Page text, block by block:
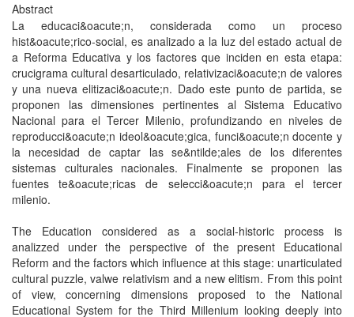
Abstract
La educaci&oacute;n, considerada como un proceso
hist&oacute;rico-social, es analizado a la luz del estado actual de
a Reforma Educativa y los factores que inciden en esta etapa:
crucigrama cultural desarticulado, relativizaci&oacute;n de valores
y una nueva elitizaci&oacute;n. Dado este punto de partida, se
proponen las dimensiones pertinentes al Sistema Educativo
Nacional para el Tercer Milenio, profundizando en niveles de
reproducci&oacute;n ideol&oacute;gica, funci&oacute;n docente y
la necesidad de captar las se&ntilde;ales de los diferentes
sistemas culturales nacionales. Finalmente se proponen las
fuentes te&oacute;ricas de selecci&oacute;n para el tercer
milenio.
The Education considered as a social-historic process is
analizzed under the perspective of the present Educational
Reform and the factors which influence at this stage: unarticulated
cultural puzzle, valwe relativism and a new elitism. From this point
of view, concerning dimensions proposed to the National
Educational System for the Third Millenium looking deeply into